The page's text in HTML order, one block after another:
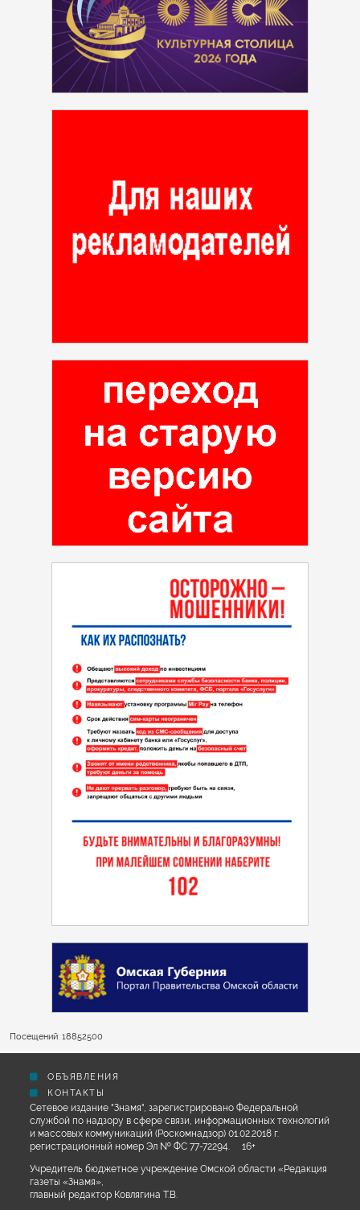
Посещений: 18852500
ОБЪЯВЛЕНИЯ
КОНТАКТЫ
Сетевое издание "Знамя", зарегистрировано Федеральной
службой по надзору в сфере связи, информационных технологий
и массовых коммуникаций (Роскомнадзор) 01.02.2018 г.
регистрационный номер Эл № ФС 77-72294. 16+
Учредитель бюджетное учреждение Омской области «Редакция
газеты «Знамя»,
главный редактор Ковлягина Т.В.